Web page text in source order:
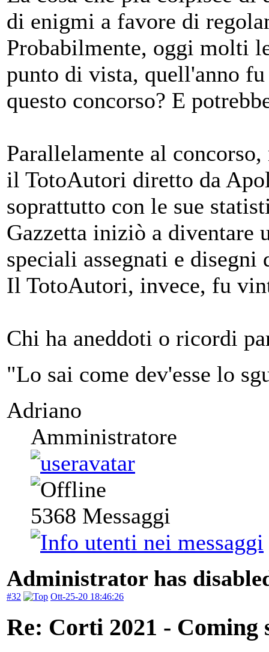
di enigmi a favore di
Probabilmente, oggi molti
punto di vista, quell'anno
questo concorso? E
Parallelamente al
il TotoAutori diretto da
soprattutto con le sue
Gazzetta iniziò a diventare
speciali assegnati e disegni
Il TotoAutori, invece, fu
Chi ha aneddoti o ricordi
"Lo sai come dev'esse lo
Adriano
Amministratore
5368 Messaggi
Administrator has
#32 Ott-25-20 18:46:26
Re: Corti 2021 - Coming